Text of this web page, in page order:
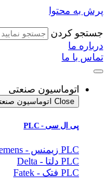
پرش به محتوا
جستجو کردن
درباره ما
تماس با ما
اتوماسیون صنعتی
Close اتوماسیون صنعتی
پی ال سی - PLC
PLC زیمنس - Siemens
PLC دلتا - Delta
PLC فتک - Fatek